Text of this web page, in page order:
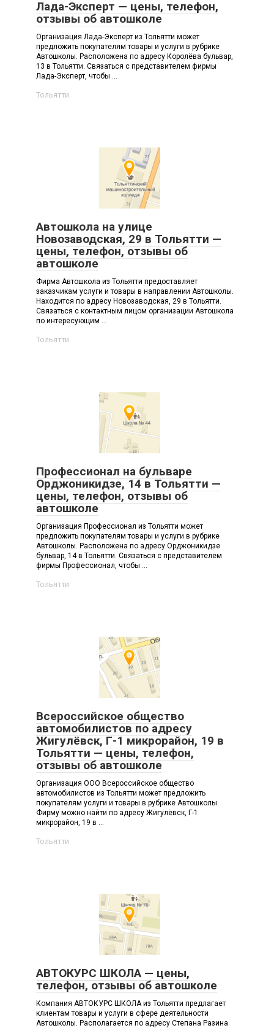
Лада-Эксперт — цены, телефон,
отзывы об автошколе
Организация Лада-Эксперт из Тольятти может
предложить покупателям товары и услуги в рубрике
Автошколы. Расположена по адресу Королёва бульвар,
13 в Тольятти. Связаться с представителем фирмы
Лада-Эксперт, чтобы ...
Тольятти
Автошкола на улице
Новозаводская, 29 в Тольятти —
цены, телефон, отзывы об
автошколе
Фирма Автошкола из Тольятти предоставляет
заказчикам услуги и товары в направлении Автошколы.
Находится по адресу Новозаводская, 29 в Тольятти.
Связаться с контактным лицом организации Автошкола
по интересующим ...
Тольятти
Профессионал на бульваре
Орджоникидзе, 14 в Тольятти —
цены, телефон, отзывы об
автошколе
Организация Профессионал из Тольятти может
предложить покупателям товары и услуги в рубрике
Автошколы. Расположена по адресу Орджоникидзе
бульвар, 14 в Тольятти. Связаться с представителем
фирмы Профессионал, чтобы ...
Тольятти
Всероссийское общество
автомобилистов по адресу
Жигулёвск, Г-1 микрорайон, 19 в
Тольятти — цены, телефон,
отзывы об автошколе
Организация ООО Всероссийское общество
автомобилистов из Тольятти может предложить
покупателям услуги и товары в рубрике Автошколы.
Фирму можно найти по адресу Жигулёвск, Г-1
микрорайон, 19 в ...
Тольятти
АВТОКУРС ШКОЛА — цены,
телефон, отзывы об автошколе
Компания АВТОКУРС ШКОЛА из Тольятти предлагает
клиентам товары и услуги в сфере деятельности
Автошколы. Располагается по адресу Степана Разина